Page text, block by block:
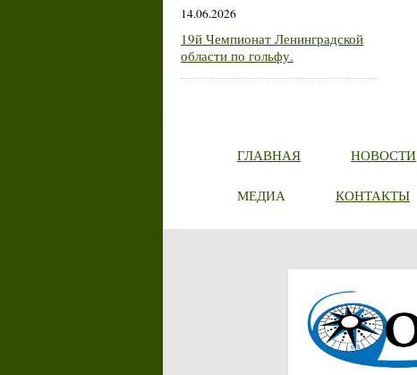
14.06.2026
19й Чемпионат Ленинградской
области по гольфу.
ГЛАВНАЯ НОВОСТИ
МЕДИА КОНТАКТЫ